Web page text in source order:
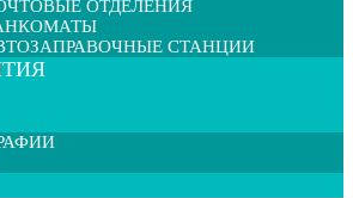
ОТДЕЛЕНИЯ
СТАНЦИИ